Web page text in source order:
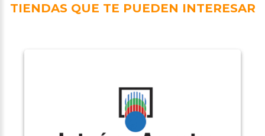
TIENDAS QUE TE PUEDEN INTERESAR